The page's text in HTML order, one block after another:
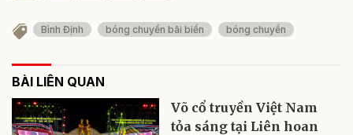
Bình Định bóng chuyền bãi biển bóng chuyền
BÀI LIÊN QUAN
Võ cổ truyền Việt Nam
tỏa sáng tại Liên hoan